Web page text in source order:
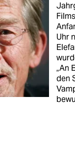
Uhr
„An
den